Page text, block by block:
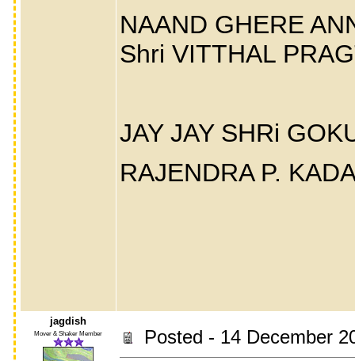
NAAND GHERE
Shri VITTHAL
JAY JAY SHRi
RAJENDRA P.
jagdish
Mover & Shaker Member Posted - 14 December